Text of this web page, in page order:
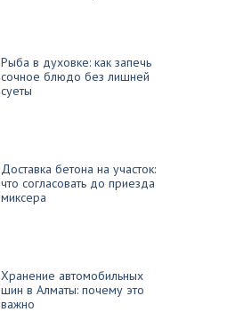
Рыба в духовке: как запечь
сочное блюдо без лишней
суеты
Доставка бетона на участок:
что согласовать до приезда
миксера
Хранение автомобильных
шин в Алматы: почему это
важно